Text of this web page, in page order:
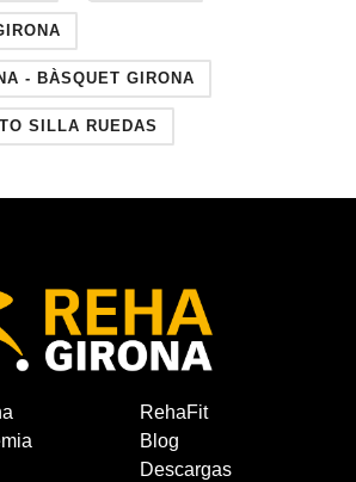
- BÀSQUET GIRONA
SILLA RUEDAS
RehaFit
Blog
Descargas